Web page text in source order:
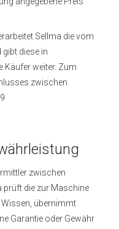
Sellma die vom
diese in
Käufer weiter. Zum
zwischen
zwischen
prüft die zur Maschine
übernimmt
Garantie oder Gewähr